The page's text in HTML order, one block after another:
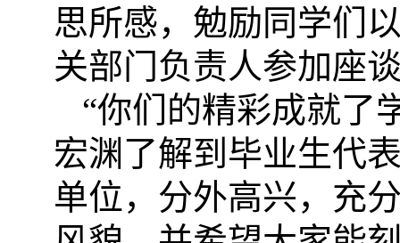
思所感，勉励同学们
关部门负责人参加座
“你们的精彩成就了
宏渊了解到毕业生代
单位，分外高兴，充